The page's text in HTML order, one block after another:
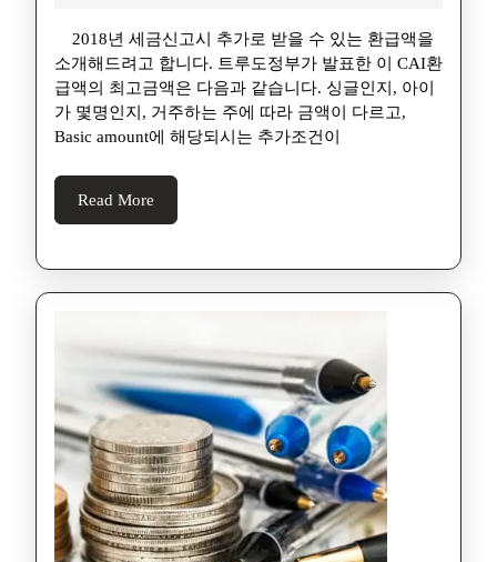
2018년 세금신고시 추가로 받을 수 있는 환급액을
소개해드려고 합니다. 트루도정부가 발표한 이 CAI환
급액의 최고금액은 다음과 같습니다. 싱글인지, 아이
가 몇명인지, 거주하는 주에 따라 금액이 다르고,
Basic amount에 해당되시는 추가조건이
Read More